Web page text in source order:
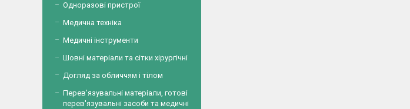
Одноразові пристрої
Медична техніка
Медичні інструменти
Шовні матеріали та сітки хірургічні
Догляд за обличчям і тілом
Перев'язувальні матеріали, готові
перев'язувальні засоби та медичні